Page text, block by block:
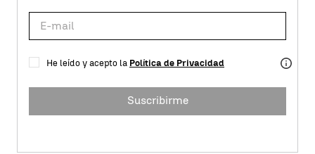
He leído y acepto la Política de Privacidad
Suscribirme